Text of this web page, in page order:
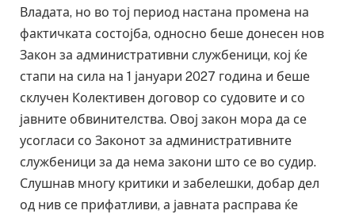
Владата, но во тој период настана промена на
фактичката состојба, односно беше донесен нов
Закон за административни службеници, кој ќе
стапи на сила на 1 јануари 2027 година и беше
склучен Колективен договор со судовите и со
јавните обвинителства. Овој закон мора да се
усогласи со Законот за административните
службеници за да нема закони што се во судир.
Слушнав многу критики и забелешки, добар дел
од нив се прифатливи, а јавната расправа ќе